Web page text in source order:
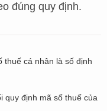
đúng quy định.
thuế cá nhân là số định
quy định mã số thuế của